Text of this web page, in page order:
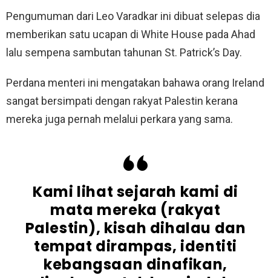
Pengumuman dari Leo Varadkar ini dibuat selepas dia
memberikan satu ucapan di White House pada Ahad
lalu sempena sambutan tahunan St. Patrick’s Day.
Perdana menteri ini mengatakan bahawa orang Ireland
sangat bersimpati dengan rakyat Palestin kerana
mereka juga pernah melalui perkara yang sama.
Kami lihat sejarah kami di
mata mereka (rakyat
Palestin), kisah dihalau dan
tempat dirampas, identiti
kebangsaan dinafikan,